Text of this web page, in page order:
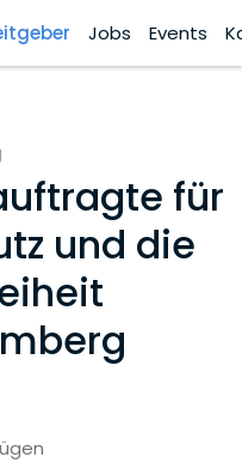
Jobs Events
für
und die